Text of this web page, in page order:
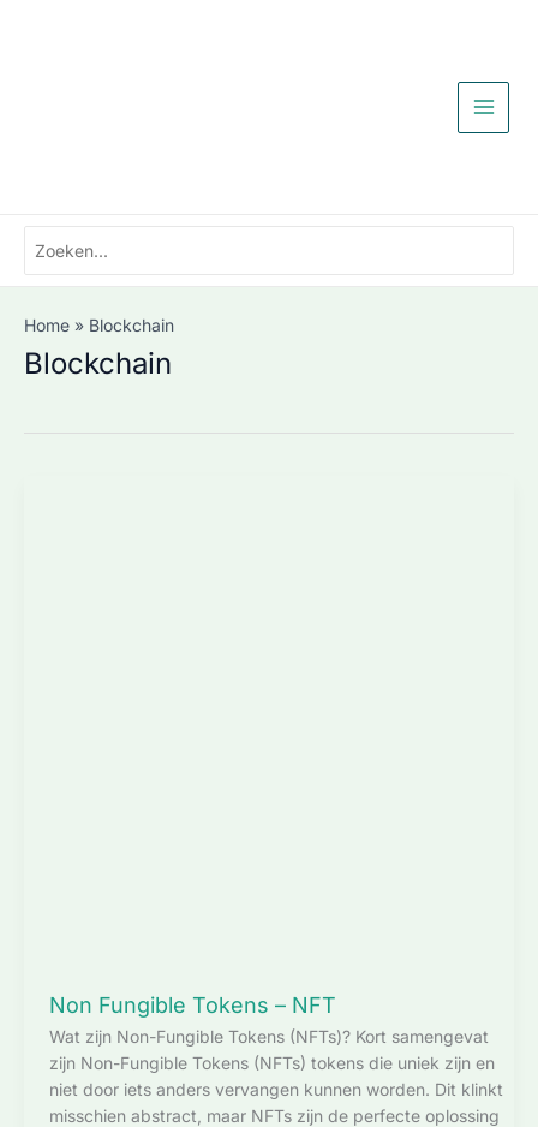
naar:
Home Blockchain
Blockchain
Non Fungible Tokens – NFT
Wat zijn Non-Fungible Tokens (NFTs)? Kort samengevat
zijn Non-Fungible Tokens (NFTs) tokens die uniek zijn en
niet door iets anders vervangen kunnen worden. Dit klinkt
misschien abstract, maar NFTs zijn de perfecte oplossing